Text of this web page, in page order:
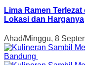
Lima Ramen
Lokasi dan Harganya
Ahad/Minggu, 8